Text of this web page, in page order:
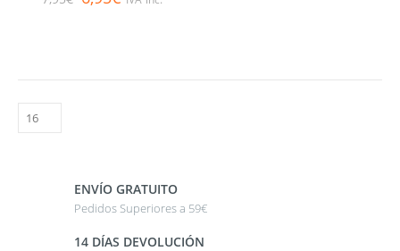
ENVÍO GRATUITO
Pedidos Superiores a 59€
14 DÍAS DEVOLUCIÓN